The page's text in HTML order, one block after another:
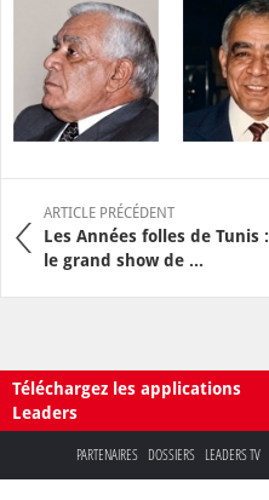
ARTICLE PRÉCÉDENT
Les Années folles de Tunis :
le grand show de ...
Téléchargez les applications
Leaders
PARTENAIRES DOSSIERS LEADERS TV